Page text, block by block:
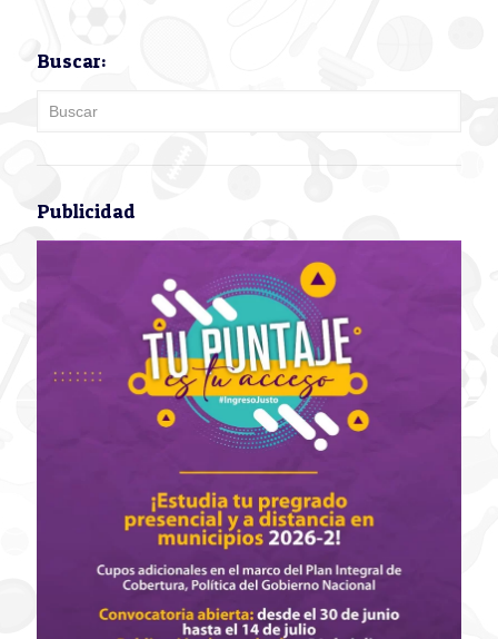
Buscar:
Publicidad